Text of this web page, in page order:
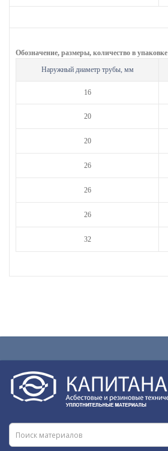
Обозначение, размеры, количество в упаковке
Наружный диаметр трубы, мм
16
20
20
26
26
26
32